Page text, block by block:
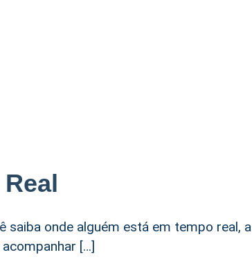
saiba onde alguém está em tempo real, a
[…]